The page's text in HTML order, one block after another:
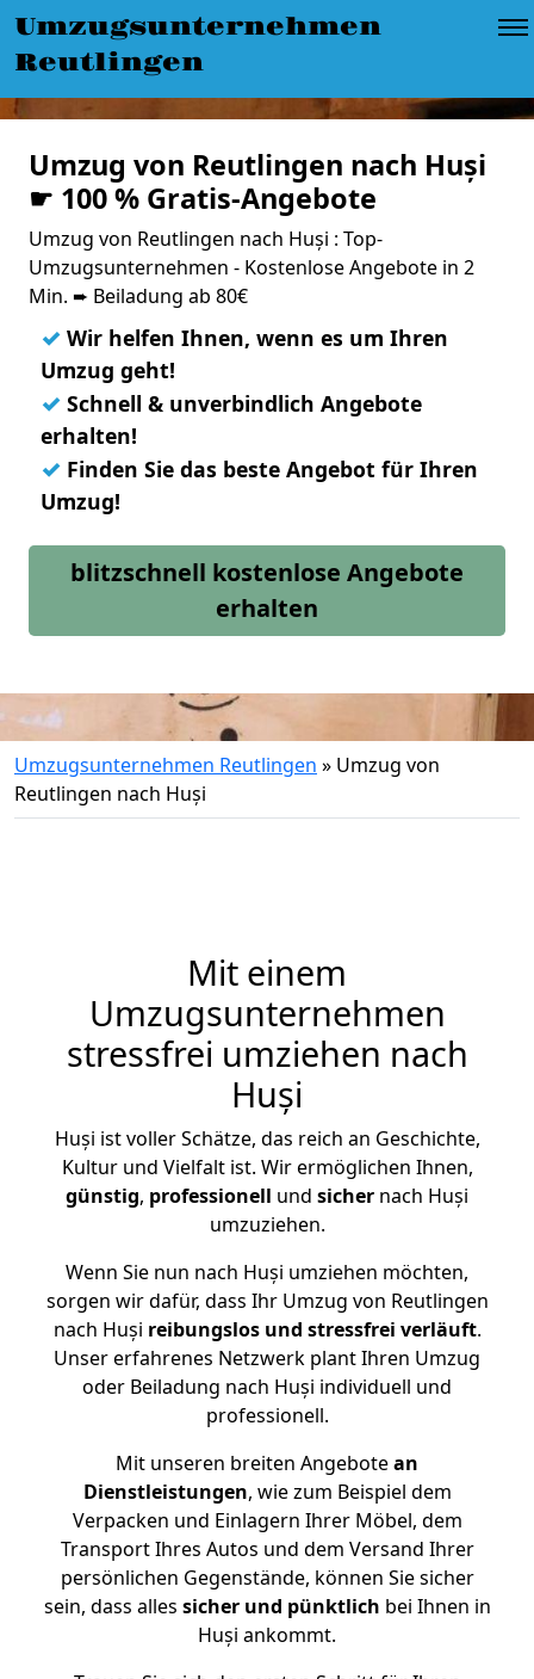
Umzugsunternehmen
Reutlingen
Umzug von Reutlingen nach Huși
☛ 100 % Gratis-Angebote
Umzug von Reutlingen nach Huși : Top-
Umzugsunternehmen - Kostenlose Angebote in 2
Min. ➨ Beiladung ab 80€
✓ Wir helfen Ihnen, wenn es um Ihren
Umzug geht!
✓ Schnell & unverbindlich Angebote
erhalten!
✓ Finden Sie das beste Angebot für Ihren
Umzug!
blitzschnell kostenlose Angebote
erhalten
Umzugsunternehmen Reutlingen » Umzug von
Reutlingen nach Huși
Mit einem
Umzugsunternehmen
stressfrei umziehen nach
Huși
Huși ist voller Schätze, das reich an Geschichte,
Kultur und Vielfalt ist. Wir ermöglichen Ihnen,
günstig, professionell und sicher nach Huși
umzuziehen.
Wenn Sie nun nach Huși umziehen möchten,
sorgen wir dafür, dass Ihr Umzug von Reutlingen
nach Huși reibungslos und stressfrei verläuft.
Unser erfahrenes Netzwerk plant Ihren Umzug
oder Beiladung nach Huși individuell und
professionell.
Mit unseren breiten Angebotean
Dienstleistungen, wie zum Beispiel dem
Verpacken und Einlagern Ihrer Möbel, dem
Transport Ihres Autos und dem Versand Ihrer
persönlichen Gegenstände, können Sie sicher
sein, dass alles sicher und pünktlich bei Ihnen in
Huși ankommt.